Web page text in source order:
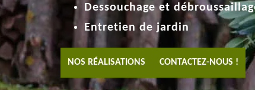
Dessouchage et
Entretien de jardin
NOS RÉALISATIONS CONTACTEZ-NOUS !